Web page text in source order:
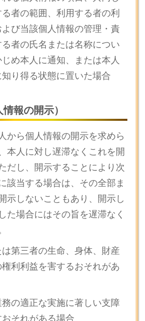
者の範囲、利用する者の利
よび当該個人情報の管理・責
者の氏名または名称につい
め本人に通知、または本人
り得る状態に置いた場合
報の開示）
から個人情報の開示を求めら
本人に対し遅滞なくこれを開
だし、開示することにより次
該当する場合は、その全部ま
示しないこともあり、開示し
た場合にはその旨を遅滞なく
第三者の生命、身体、財産
利利益を害するおそれがあ
の適正な実施に著しい支障
おそれがある場合